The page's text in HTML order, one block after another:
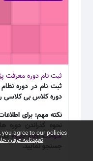
ثبت نام دوره معرفت
دوره کلاس بی کلاسی
نکته مهم: برای
سوالات نظام قدیم
جستجو نمایید.
agree to our policies:
تعهدنامه عرفان